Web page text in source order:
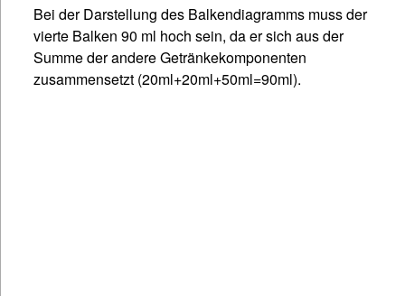
Bei der Darstellung des Balkendiagramms muss der
vierte Balken 90 ml hoch sein, da er sich aus der
Summe der andere Getränkekomponenten
zusammensetzt (20ml+20ml+50ml=90ml).